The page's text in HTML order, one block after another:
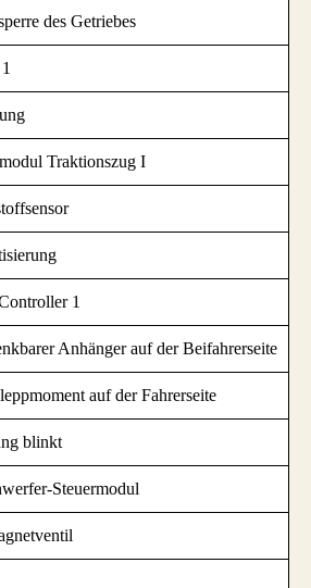
des Getriebes
Traktionszug I
1
Anhänger auf der Beifahrerseite
auf der Fahrerseite
blinkt
Steuermodul